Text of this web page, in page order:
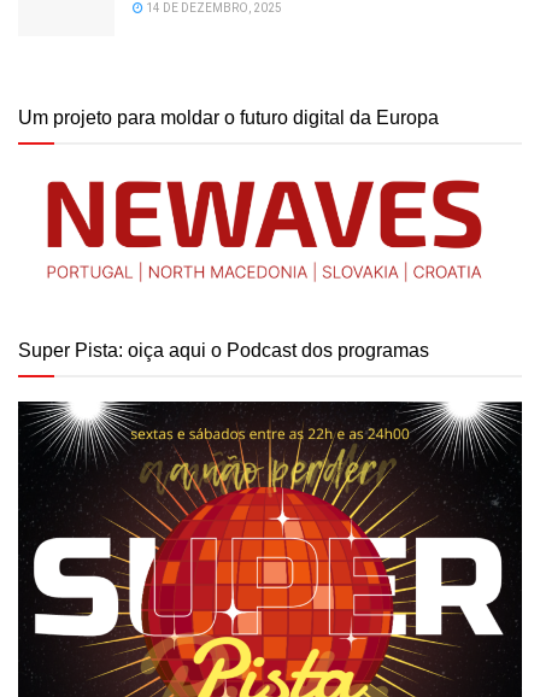
14 DE DEZEMBRO, 2025
Um projeto para moldar o futuro digital da Europa
Super Pista: oiça aqui o Podcast dos programas